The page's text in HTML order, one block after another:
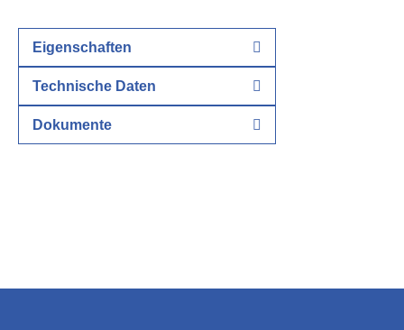
Eigenschaften
Technische Daten
Dokumente